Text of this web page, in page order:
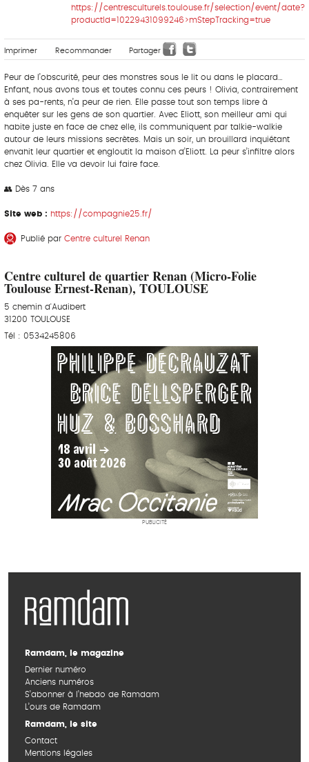
https://centresculturels.toulouse.fr/selection/event/date?
productId=10229431099246>mStepTracking=true
Imprimer Recommander Partager
Peur de l’obscurité, peur des monstres sous le lit ou dans le placard…
Enfant, nous avons tous et toutes connu ces peurs ! Olivia, contrairement
à ses pa-rents, n’a peur de rien. Elle passe tout son temps libre à
enquêter sur les gens de son quartier. Avec Eliott, son meilleur ami qui
habite juste en face de chez elle, ils communiquent par talkie-walkie
autour de leurs missions secrètes. Mais un soir, un brouillard inquiétant
envahit leur quartier et engloutit la maison d’Eliott. La peur s’infiltre alors
chez Olivia. Elle va devoir lui faire face.
👥 Dès 7 ans
Site web : https://compagnie25.fr/
Publié par Centre culturel Renan
Centre culturel de quartier Renan (Micro-Folie
Toulouse Ernest-Renan), TOULOUSE
5 chemin d'Audibert
31200 TOULOUSE
Tél : 0534245806
PUBLICITÉ
Ramdam, le magazine
Dernier numéro
Anciens numéros
S’abonner à l’hebdo de Ramdam
L’ours de Ramdam
Ramdam, le site
Contact
Mentions légales